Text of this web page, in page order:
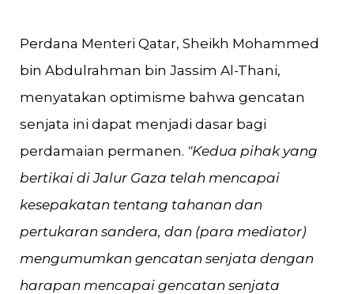
Perdana Menteri Qatar, Sheikh Mohammed
bin Abdulrahman bin Jassim Al-Thani,
menyatakan optimisme bahwa gencatan
senjata ini dapat menjadi dasar bagi
perdamaian permanen. "Kedua pihak yang
bertikai di Jalur Gaza telah mencapai
kesepakatan tentang tahanan dan
pertukaran sandera, dan (para mediator)
mengumumkan gencatan senjata dengan
harapan mencapai gencatan senjata